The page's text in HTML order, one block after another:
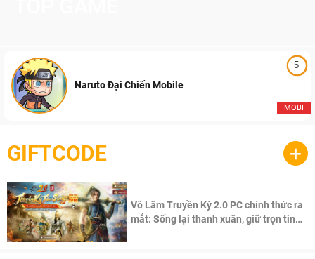
5
MOBI
Naruto Đại Chiến Mobile
GIFTCODE +
Võ Lâm Truyền Kỳ 2.0 PC chính thức ra
mắt: Sống lại thanh xuân, giữ trọn tinh